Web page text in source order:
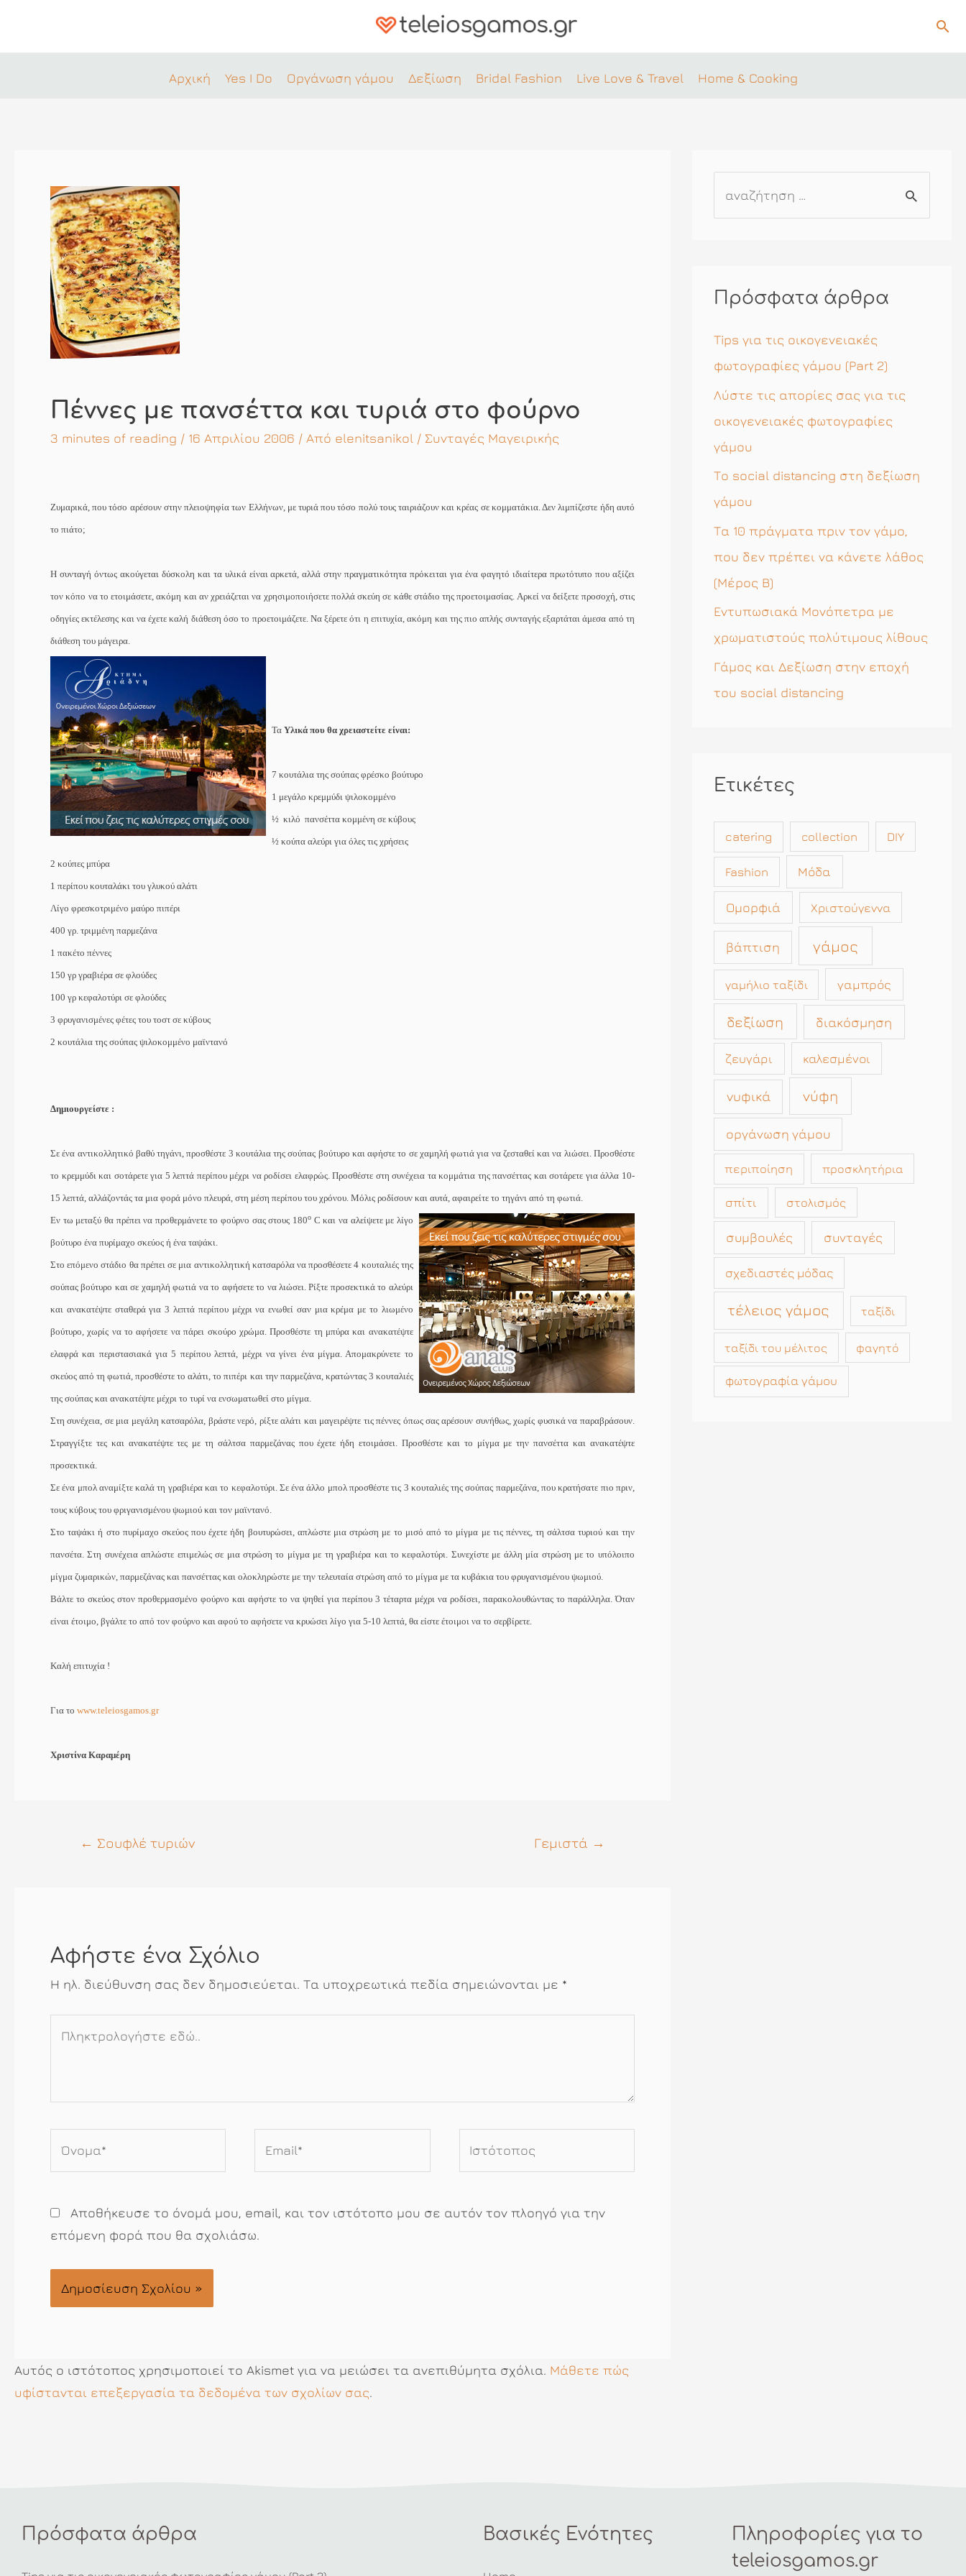
περιεχόμενο
Αρχική Yes I Do Οργάνωση γάμου Δεξίωση Bridal Fashion Live Love & Travel Home & Cooking
Πέννες με πανσέττα και τυριά στο φούρνο
3 minutes of reading / 16 Απριλίου 2006 / Από elenitsanikol / Συνταγές Μαγειρικής
Ζυμαρικά, που τόσο αρέσουν στην πλειοψηφία των Ελλήνων, με τυριά που τόσο πολύ τους ταιριάζουν και κρέας σε κομματάκια. Δεν λιμπίζεστε ήδη αυτό
το πιάτο;
Η συνταγή όντως ακούγεται δύσκολη και τα υλικά είναι αρκετά, αλλά στην πραγματικότητα πρόκειται για ένα φαγητό ιδιαίτερα πρωτότυπο που αξίζει
τον κόπο να το ετοιμάσετε, ακόμη και αν χρειάζεται να χρησιμοποιήσετε πολλά σκεύη σε κάθε στάδιο της προετοιμασίας. Αρκεί να δείξετε προσοχή, στις
οδηγίες εκτέλεσης και να έχετε καλή διάθεση όσο το προετοιμάζετε. Να ξέρετε ότι η επιτυχία, ακόμη και της πιο απλής συνταγής εξαρτάται άμεσα από τη
διάθεση του μάγειρα.
Τα Υλικά που θα χρειαστείτε είναι:
7 κουτάλια της σούπας φρέσκο βούτυρο
1 μεγάλο κρεμμύδι ψιλοκομμένο
½ κιλό πανσέττα κομμένη σε κύβους
½ κούπα αλεύρι για όλες τις χρήσεις
2 κούπες μπύρα
1 περίπου κουταλάκι του γλυκού αλάτι
Λίγο φρεσκοτριμένο μαύρο πιπέρι
400 γρ. τριμμένη παρμεζάνα
1 πακέτο πέννες
150 γρ γραβιέρα σε φλούδες
100 γρ κεφαλοτύρι σε φλούδες
3 φρυγανισμένες φέτες του τοστ σε κύβους
2 κουτάλια της σούπας ψιλοκομμένο μαϊντανό
Δημιουργείστε :
Σε ένα αντικολλητικό βαθύ τηγάνι, προσθέστε 3 κουτάλια της σούπας βούτυρο και αφήστε το σε χαμηλή φωτιά για να ζεσταθεί και να λιώσει. Προσθέστε
το κρεμμύδι και σοτάρετε για 5 λεπτά περίπου μέχρι να ροδίσει ελαφρώς. Προσθέστε στη συνέχεια τα κομμάτια της πανσέττας και σοτάρετε για άλλα 10-
15 λεπτά, αλλάζοντάς τα μια φορά μόνο πλευρά, στη μέση περίπου του χρόνου. Μόλις ροδίσουν και αυτά, αφαιρείτε το τηγάνι από τη φωτιά.
Εν τω μεταξύ θα πρέπει να προθερμάνετε το φούρνο σας στους 180ο C και να αλείψετε με λίγο
βούτυρο ένα πυρίμαχο σκεύος ή ένα ταψάκι.
Στο επόμενο στάδιο θα πρέπει σε μια αντικολλητική κατσαρόλα να προσθέσετε 4 κουταλιές της
σούπας βούτυρο και σε χαμηλή φωτιά να το αφήσετε το να λιώσει. Ρίξτε προσεκτικά το αλεύρι
και ανακατέψτε σταθερά για 3 λεπτά περίπου μέχρι να ενωθεί σαν μια κρέμα με το λιωμένο
βούτυρο, χωρίς να το αφήσετε να πάρει σκούρο χρώμα. Προσθέστε τη μπύρα και ανακατέψτε
ελαφρά και περιστασιακά για 5 περίπου λεπτά, μέχρι να γίνει ένα μίγμα. Απομακρύνετε το
σκεύος από τη φωτιά, προσθέστε το αλάτι, το πιπέρι και την παρμεζάνα, κρατώντας 3 κουταλιές
της σούπας και ανακατέψτε μέχρι το τυρί να ενσωματωθεί στο μίγμα.
Στη συνέχεια, σε μια μεγάλη κατσαρόλα, βράστε νερό, ρίξτε αλάτι και μαγειρέψτε τις πέννες όπως σας αρέσουν συνήθως, χωρίς φυσικά να παραβράσουν.
Στραγγίξτε τες και ανακατέψτε τες με τη σάλτσα παρμεζάνας που έχετε ήδη ετοιμάσει. Προσθέστε και το μίγμα με την πανσέττα και ανακατέψτε
προσεκτικά.
Σε ένα μπολ αναμίξτε καλά τη γραβιέρα και το κεφαλοτύρι. Σε ένα άλλο μπολ προσθέστε τις 3 κουταλιές της σούπας παρμεζάνα, που κρατήσατε πιο πριν,
τους κύβους του φριγανισμένου ψωμιού και τον μαϊντανό.
Στο ταψάκι ή στο πυρίμαχο σκεύος που έχετε ήδη βουτυρώσει, απλώστε μια στρώση με το μισό από το μίγμα με τις πέννες, τη σάλτσα τυριού και την
πανσέτα. Στη συνέχεια απλώστε επιμελώς σε μια στρώση το μίγμα με τη γραβιέρα και το κεφαλοτύρι. Συνεχίστε με άλλη μία στρώση με το υπόλοιπο
μίγμα ζυμαρικών, παρμεζάνας και πανσέττας και ολοκληρώστε με την τελευταία στρώση από το μίγμα με τα κυβάκια του φρυγανισμένου ψωμιού.
Βάλτε το σκεύος στον προθερμασμένο φούρνο και αφήστε το να ψηθεί για περίπου 3 τέταρτα μέχρι να ροδίσει, παρακολουθώντας το παράλληλα. Όταν
είναι έτοιμο, βγάλτε το από τον φούρνο και αφού το αφήσετε να κρυώσει λίγο για 5-10 λεπτά, θα είστε έτοιμοι να το σερβίρετε.
Καλή επιτυχία !
Για το www.teleiosgamos.gr
Χριστίνα Καραμέρη
Πλοήγηση
← Σουφλέ τυριών Γεμιστά →
Αφήστε ένα Σχόλιο
Η ηλ. διεύθυνση σας δεν δημοσιεύεται. Τα υποχρεωτικά πεδία σημειώνονται με *
Αποθήκευσε το όνομά μου, email, και τον ιστότοπο μου σε αυτόν τον πλοηγό για την
επόμενη φορά που θα σχολιάσω.
Αυτός ο ιστότοπος χρησιμοποιεί το Akismet για να μειώσει τα ανεπιθύμητα σχόλια. Μάθετε πώς
υφίστανται επεξεργασία τα δεδομένα των σχολίων σας.
ή
η
σ
η
γ
ι
α
Πρόσφατα άρθρα
Tips για τις οικογενειακές
φωτογραφίες γάμου (Part 2)
Λύστε τις απορίες σας για τις
οικογενειακές φωτογραφίες
γάμου
Το social distancing στη δεξίωση
γάμου
Τα 10 πράγματα πριν τον γάμο,
που δεν πρέπει να κάνετε λάθος
(Μέρος Β)
Εντυπωσιακά Μονόπετρα με
χρωματιστούς πολύτιμους λίθους
Γάμος και Δεξίωση στην εποχή
του social distancing
Ετικέτες
catering collection DIY
Fashion Μόδα
Ομορφιά Χριστούγεννα
βάπτιση γάμος
γαμήλιο ταξίδι γαμπρός
δεξίωση διακόσμηση
ζευγάρι καλεσμένοι
νυφικά νύφη
οργάνωση γάμου
περιποίηση προσκλητήρια
σπίτι στολισμός
συμβουλές συνταγές
σχεδιαστές μόδας
τέλειος γάμος ταξίδι
ταξίδι του μέλιτος φαγητό
φωτογραφία γάμου
Πρόσφατα άρθρα Βασικές Ενότητες
Πληροφορίες για το
teleiosgamos.gr